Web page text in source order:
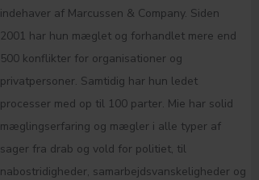
indehaver af Marcussen & Company. Siden
2001 har hun mæglet og forhandlet mere end
500 konflikter for organisationer og
privatpersoner. Samtidig har hun ledet
processer med op til 100 parter. Mie har solid
mæglingserfaring og mægler i alle typer af
sager fra drab og vold for politiet, til
nabostridigheder, samarbejdsvanskeligheder og